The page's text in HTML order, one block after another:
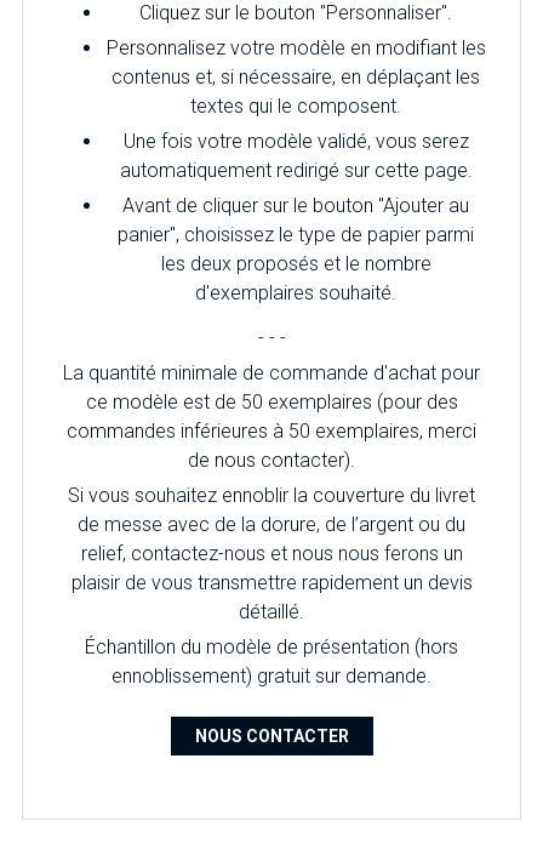
Cliquez sur le bouton "Personnaliser".
Personnalisez votre modèle en modifiant les
contenus et, si nécessaire, en déplaçant les
textes qui le composent.
Une fois votre modèle validé, vous serez
automatiquement redirigé sur cette page.
Avant de cliquer sur le bouton "Ajouter au
panier", choisissez le type de papier parmi
les deux proposés et le nombre
d'exemplaires souhaité.
- - -
La quantité minimale de commande d'achat pour
ce modèle est de 50 exemplaires (pour des
commandes inférieures à 50 exemplaires, merci
de nous contacter).
Si vous souhaitez ennoblir la couverture du livret
de messe avec de la dorure, de l’argent ou du
relief, contactez-nous et nous nous ferons un
plaisir de vous transmettre rapidement un devis
détaillé.
Échantillon du modèle de présentation (hors
ennoblissement) gratuit sur demande.
NOUS CONTACTER